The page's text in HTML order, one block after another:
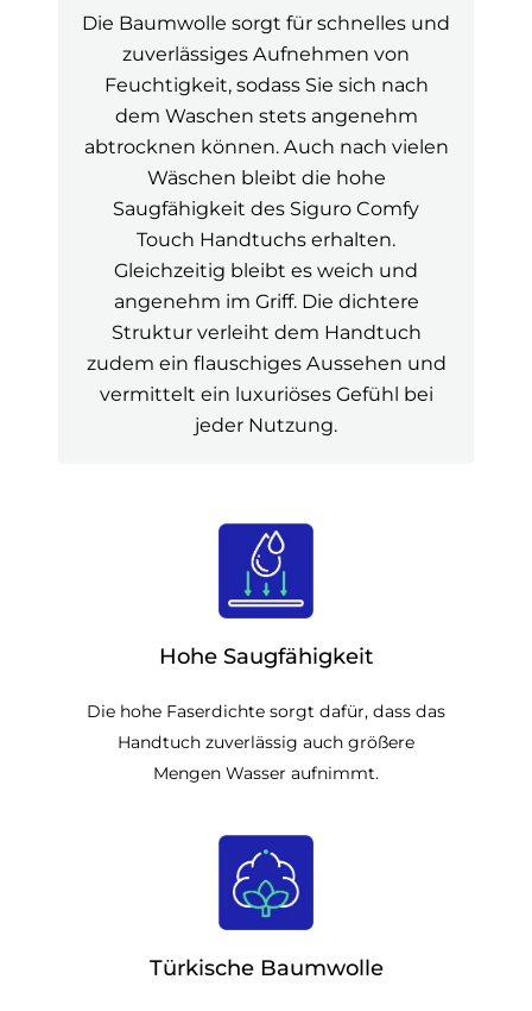
Die Baumwolle sorgt für schnelles und
zuverlässiges Aufnehmen von
Feuchtigkeit, sodass Sie sich nach
dem Waschen stets angenehm
abtrocknen können. Auch nach vielen
Wäschen bleibt die hohe
Saugfähigkeit des Siguro Comfy
Touch Handtuchs erhalten.
Gleichzeitig bleibt es weich und
angenehm im Griff. Die dichtere
Struktur verleiht dem Handtuch
zudem ein flauschiges Aussehen und
vermittelt ein luxuriöses Gefühl bei
jeder Nutzung.
Hohe Saugfähigkeit
Die hohe Faserdichte sorgt dafür, dass das
Handtuch zuverlässig auch größere
Mengen Wasser aufnimmt.
Türkische Baumwolle